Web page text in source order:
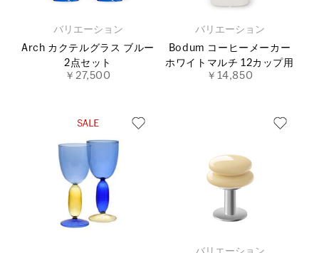
バリエーション
Arch カクテルグラス ブルー
2点セット
￥27,500
バリエーション
Bodum コーヒーメーカー
ホワイトマルチ 12カップ用
￥14,850